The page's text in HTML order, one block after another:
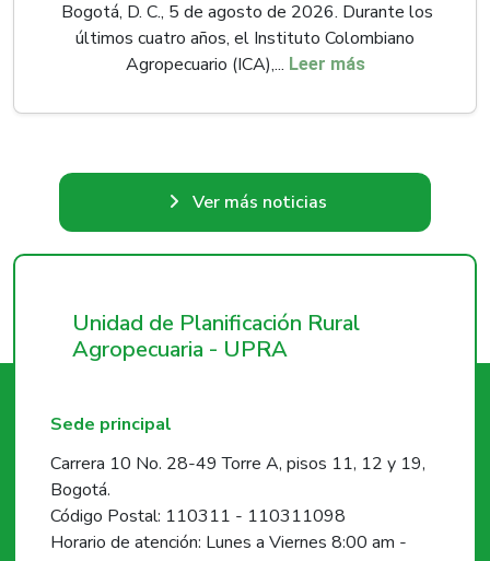
Bogotá, D. C., 5 de agosto de 2026. Durante los
últimos cuatro años, el Instituto Colombiano
Agropecuario (ICA),... Leer más
Ver más noticias
Unidad de Planificación Rural
Agropecuaria - UPRA
Sede principal
Carrera 10 No. 28-49 Torre A, pisos 11, 12 y 19,
Bogotá.
Código Postal: 110311 - 110311098
Horario de atención: Lunes a Viernes 8:00 am -